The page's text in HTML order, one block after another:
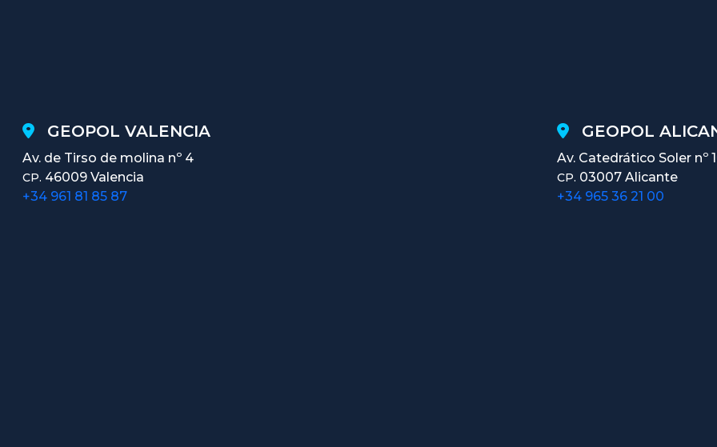
GEOPOL VALENCIA
Av. de Tirso de molina nº 4
CP. 46009 Valencia
+34 961 81 85 87
GEOPOL
Av. Catedrático Soler nº
CP. 03007 Alicante
+34 965 36 21 00